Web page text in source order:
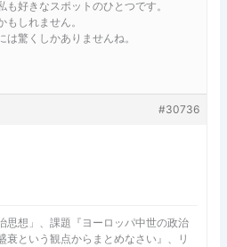
好きなスポットのひとつです。
しれません。
驚くしかありませんね。
#30736
思想」、課題『ヨーロッパ中世の政治
衰という観点からまとめなさい』、リ